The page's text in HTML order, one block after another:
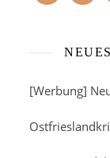
[Werbung]